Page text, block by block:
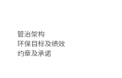
管治架构
环保目标及绩效
约章及承诺